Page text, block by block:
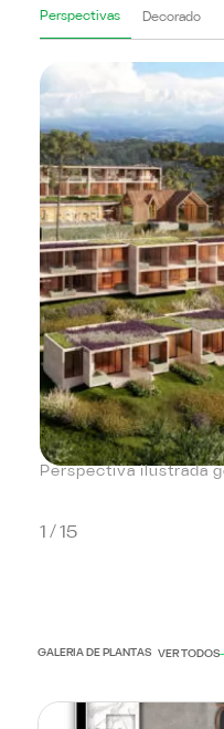
Perspectivas Decorado
Perspectiva ilustrada
1 / 15
GALERIA DE PLANTAS VER TODOS